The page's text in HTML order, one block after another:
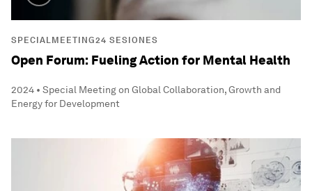
SPECIALMEETING24 SESIONES
Open Forum: Fueling Action for Mental Health
2024 • Special Meeting on Global Collaboration, Growth and
Energy for Development